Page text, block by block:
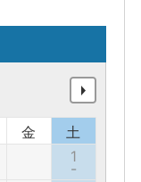
金
土
1
-